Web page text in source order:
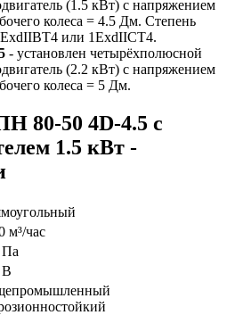
(1.5 кВт) с напряжением
колеса = 4.5 Дм. Степень
или 1ExdIICT4.
- установлен четырёхполюсной
(2.2 кВт) с напряжением
колеса = 5 Дм.
80-50 4D-4.5 с
1.5 кВт -
м³/час
Па
В